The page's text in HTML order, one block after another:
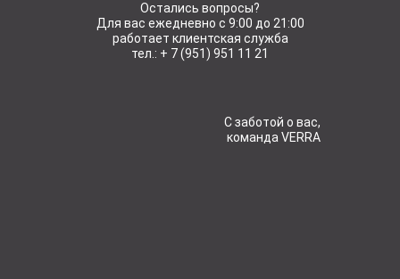
Остались вопросы?
Для вас ежедневно с 9:00 до 21:00
работает клиентская служба
тел.: + 7 (951) 951 11 21
С заботой о вас,
команда VERRA